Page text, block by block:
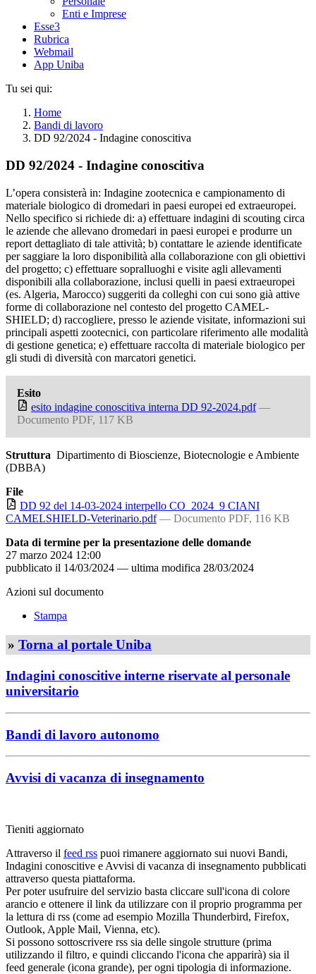
Enti e Imprese
Esse3
Rubrica
Webmail
App Uniba
Tu sei qui:
Home
Bandi di lavoro
DD 92/2024 - Indagine conoscitiva
DD 92/2024 - Indagine conoscitiva
L’opera consisterà in: Indagine zootecnica e campionamento di
materiale biologico di dromedari in paesi europei ed extraeuropei.
Nello specifico si richiede di: a) effettuare indagini di scouting circa
le aziende che allevano dromedari in paesi europei e produrre un
report dettagliato di tale attività; b) contattare le aziende identificate
per saggiare la loro disponibilità alla collaborazione con gli obiettivi
del progetto; c) effettuare sopralluoghi e visite agli allevamenti
disponibili alla collaborazione, inclusi quelli in paesi extraeuropei
(es. Algeria, Marocco) suggeriti da colleghi con cui sono già attive
forme di collaborazione nel contesto del progetto CAMEL-
SHIELD; d) raccogliere, presso le aziende visitate, informazioni sui
principali aspetti zootecnici, con particolare riferimento alle modalità
di gestione genetica; e) effettuare raccolta di materiale biologico per
gli studi di diversità con marcatori genetici.
Esito
esito indagine conoscitiva interna DD 92-2024.pdf —
Documento PDF, 117 KB
Struttura Dipartimento di Bioscienze, Biotecnologie e Ambiente
(DBBA)
File
DD 92 del 14-03-2024 interpello CO_2024_9 CIANI
CAMELSHIELD-Veterinario.pdf — Documento PDF, 116 KB
Data di termine per la presentazione delle domande
27 marzo 2024 12:00
pubblicato il 14/03/2024 — ultima modifica 28/03/2024
Azioni sul documento
Stampa
» Torna al portale Uniba
Indagini conoscitive interne riservate al personale
universitario
Bandi di lavoro autonomo
Avvisi di vacanza di insegnamento
Tieniti aggiornato
Attraverso il feed rss puoi rimanere aggiornato sui nuovi Bandi,
Indagini conoscitive e Avvisi di vacanza di insegnamento pubblicati
attraverso questa piattaforma.
Per poter usufruire del servizio basta cliccare sull'icona di colore
arancio e ottenere il link da utilizzare con il proprio programma per
la lettura di rss (come ad esempio Mozilla Thunderbird, Firefox,
Outlook, Apple Mail, Vienna, etc).
Si possono sottoscrivere rss sia delle singole strutture (prima
utilizzando il filtro, e quindi cliccando l'icona che apparirà) sia il
feed generale (icona grande), per ogni tipologia di informazione.